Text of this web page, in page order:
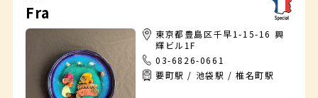
Fra
東京都豊島区千早1-15-16 興
輝ビル1F
03-6826-0661
要町駅 / 池袋駅 / 椎名町駅